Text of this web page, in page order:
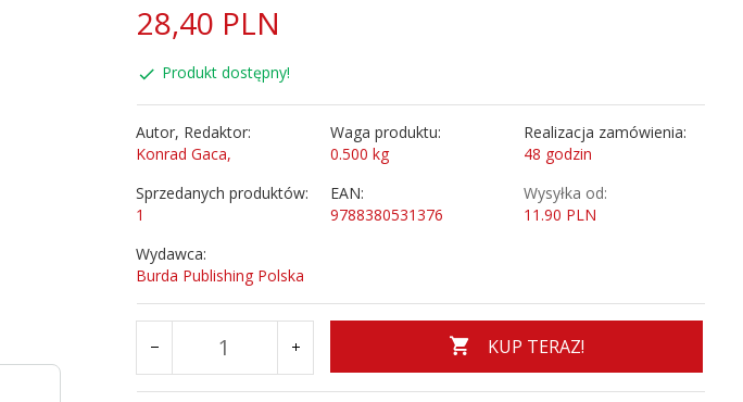
28,40 PLN
Produkt dostępny!
Autor, Redaktor:
Konrad Gaca,
Waga produktu:
0.500 kg
Realizacja zamówienia:
48 godzin
Sprzedanych produktów:
1
EAN:
9788380531376
Wysyłka od:
11.90 PLN
Wydawca:
Burda Publishing Polska
KUP TERAZ!